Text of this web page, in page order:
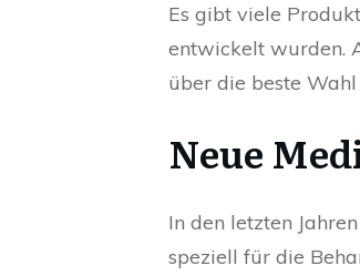
Es gibt viele
entwickelt wurden.
über die beste
Neue
In den letzten
speziell für die